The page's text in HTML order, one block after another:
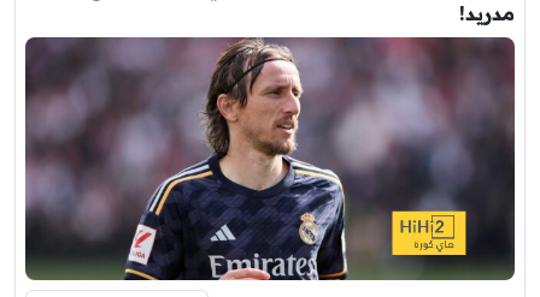
مدريد!